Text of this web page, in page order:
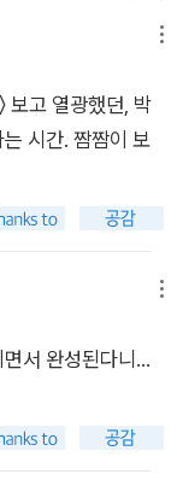
보고 열광했던, 박
시간. 짬짬이 보
서 완성된다니...